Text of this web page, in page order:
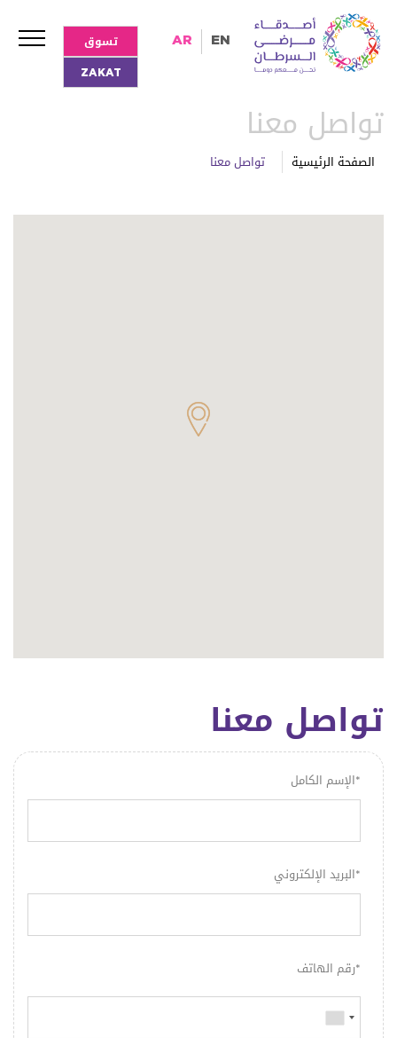
AR EN
تسوق
ZAKAT
تواصل معنا
الصفحة الرئيسية تواصل معنا
تواصل معنا
الإسم الكامل*
البريد الإلكتروني*
رقم الهاتف*